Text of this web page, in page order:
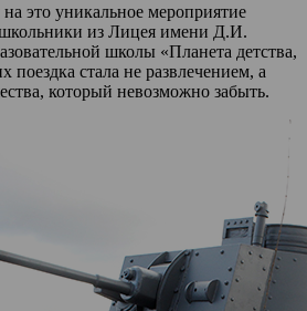
это уникальное мероприятие
из Лицея имени Д.И.
школы «Планета детства,
стала не развлечением, а
который невозможно забыть.